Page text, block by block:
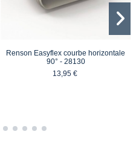
Renson Easyflex courbe horizontale
90° - 28130
13,95 €